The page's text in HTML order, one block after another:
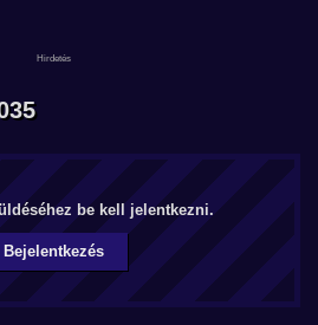
be kell jelentkezni.
Bejelentkezés